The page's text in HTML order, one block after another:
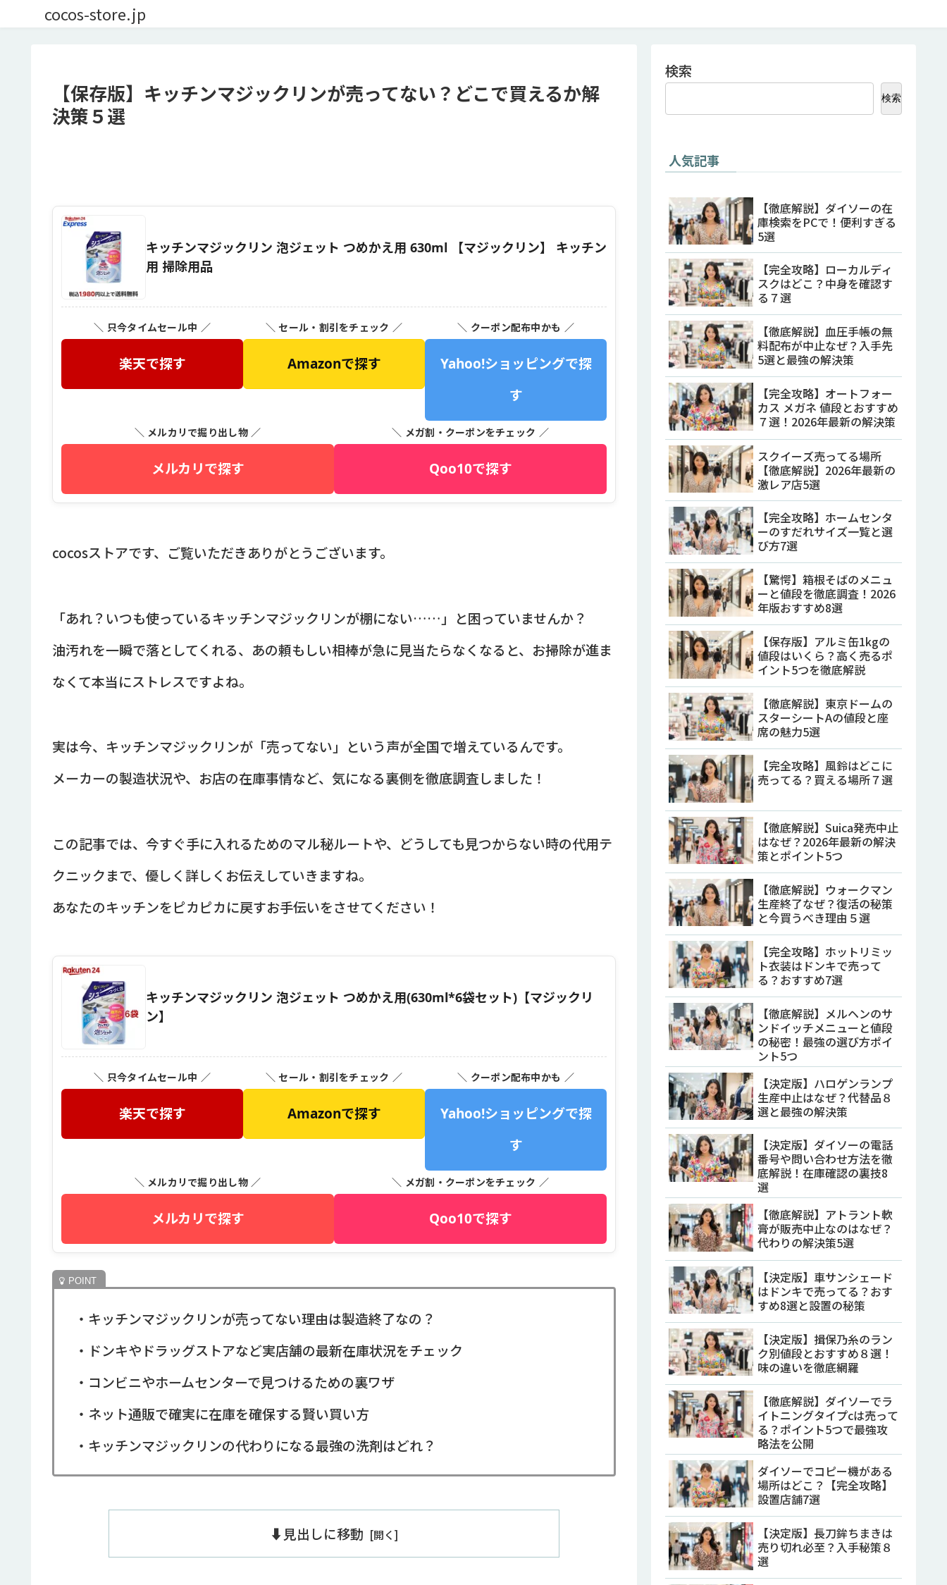
cocos-store.jp
【保存版】キッチンマジックリンが売ってない？どこで買えるか解
決策５選
キッチンマジックリン 泡ジェット つめかえ用 630ml 【マジックリン】 キッチン
用 掃除用品
＼ 只今タイムセール中 ／
楽天で探す
＼ セール・割引をチェック ／
Amazonで探す
＼ クーポン配布中かも ／
Yahoo!ショッピングで探
す
＼ メルカリで掘り出し物 ／
メルカリで探す
＼ メガ割・クーポンをチェック ／
Qoo10で探す
cocosストアです、ご覧いただきありがとうございます。
「あれ？いつも使っているキッチンマジックリンが棚にない……」と困っていませんか？
油汚れを一瞬で落としてくれる、あの頼もしい相棒が急に見当たらなくなると、お掃除が進ま
なくて本当にストレスですよね。
実は今、キッチンマジックリンが「売ってない」という声が全国で増えているんです。
メーカーの製造状況や、お店の在庫事情など、気になる裏側を徹底調査しました！
この記事では、今すぐ手に入れるためのマル秘ルートや、どうしても見つからない時の代用テ
クニックまで、優しく詳しくお伝えしていきますね。
あなたのキッチンをピカピカに戻すお手伝いをさせてください！
キッチンマジックリン 泡ジェット つめかえ用(630ml*6袋セット)【マジックリ
ン】
＼ 只今タイムセール中 ／
楽天で探す
＼ セール・割引をチェック ／
Amazonで探す
＼ クーポン配布中かも ／
Yahoo!ショッピングで探
す
＼ メルカリで掘り出し物 ／
メルカリで探す
＼ メガ割・クーポンをチェック ／
Qoo10で探す
・キッチンマジックリンが売ってない理由は製造終了なの？
・ドンキやドラッグストアなど実店舗の最新在庫状況をチェック
・コンビニやホームセンターで見つけるための裏ワザ
・ネット通販で確実に在庫を確保する賢い買い方
・キッチンマジックリンの代わりになる最強の洗剤はどれ？
⬇️見出しに移動
検索
検索
人気記事
【徹底解説】ダイソーの在
庫検索をPCで！便利すぎる
5選
【完全攻略】ローカルディ
スクはどこ？中身を確認す
る７選
【徹底解説】血圧手帳の無
料配布が中止なぜ？入手先
5選と最強の解決策
【完全攻略】オートフォー
カス メガネ 値段とおすすめ
７選！2026年最新の解決策
スクイーズ売ってる場所
【徹底解説】2026年最新の
激レア店5選
【完全攻略】ホームセンタ
ーのすだれサイズ一覧と選
び方7選
【驚愕】箱根そばのメニュ
ーと値段を徹底調査！2026
年版おすすめ8選
【保存版】アルミ缶1kgの
値段はいくら？高く売るポ
イント5つを徹底解説
【徹底解説】東京ドームの
スターシートAの値段と座
席の魅力5選
【完全攻略】風鈴はどこに
売ってる？買える場所７選
【徹底解説】Suica発売中止
はなぜ？2026年最新の解決
策とポイント5つ
【徹底解説】ウォークマン
生産終了なぜ？復活の秘策
と今買うべき理由５選
【完全攻略】ホットリミッ
ト衣装はドンキで売って
る？おすすめ7選
【徹底解説】メルヘンのサ
ンドイッチメニューと値段
の秘密！最強の選び方ポイ
ント5つ
【決定版】ハロゲンランプ
生産中止はなぜ？代替品８
選と最強の解決策
【決定版】ダイソーの電話
番号や問い合わせ方法を徹
底解説！在庫確認の裏技8
選
【徹底解説】アトラント軟
膏が販売中止なのはなぜ？
代わりの解決策5選
【決定版】車サンシェード
はドンキで売ってる？おす
すめ8選と設置の秘策
【決定版】揖保乃糸のラン
ク別値段とおすすめ８選！
味の違いを徹底網羅
【徹底解説】ダイソーでラ
イトニングタイプcは売って
る？ポイント5つで最強攻
略法を公開
ダイソーでコピー機がある
場所はどこ？【完全攻略】
設置店舗7選
【決定版】長刀鉾ちまきは
売り切れ必至？入手秘策８
選